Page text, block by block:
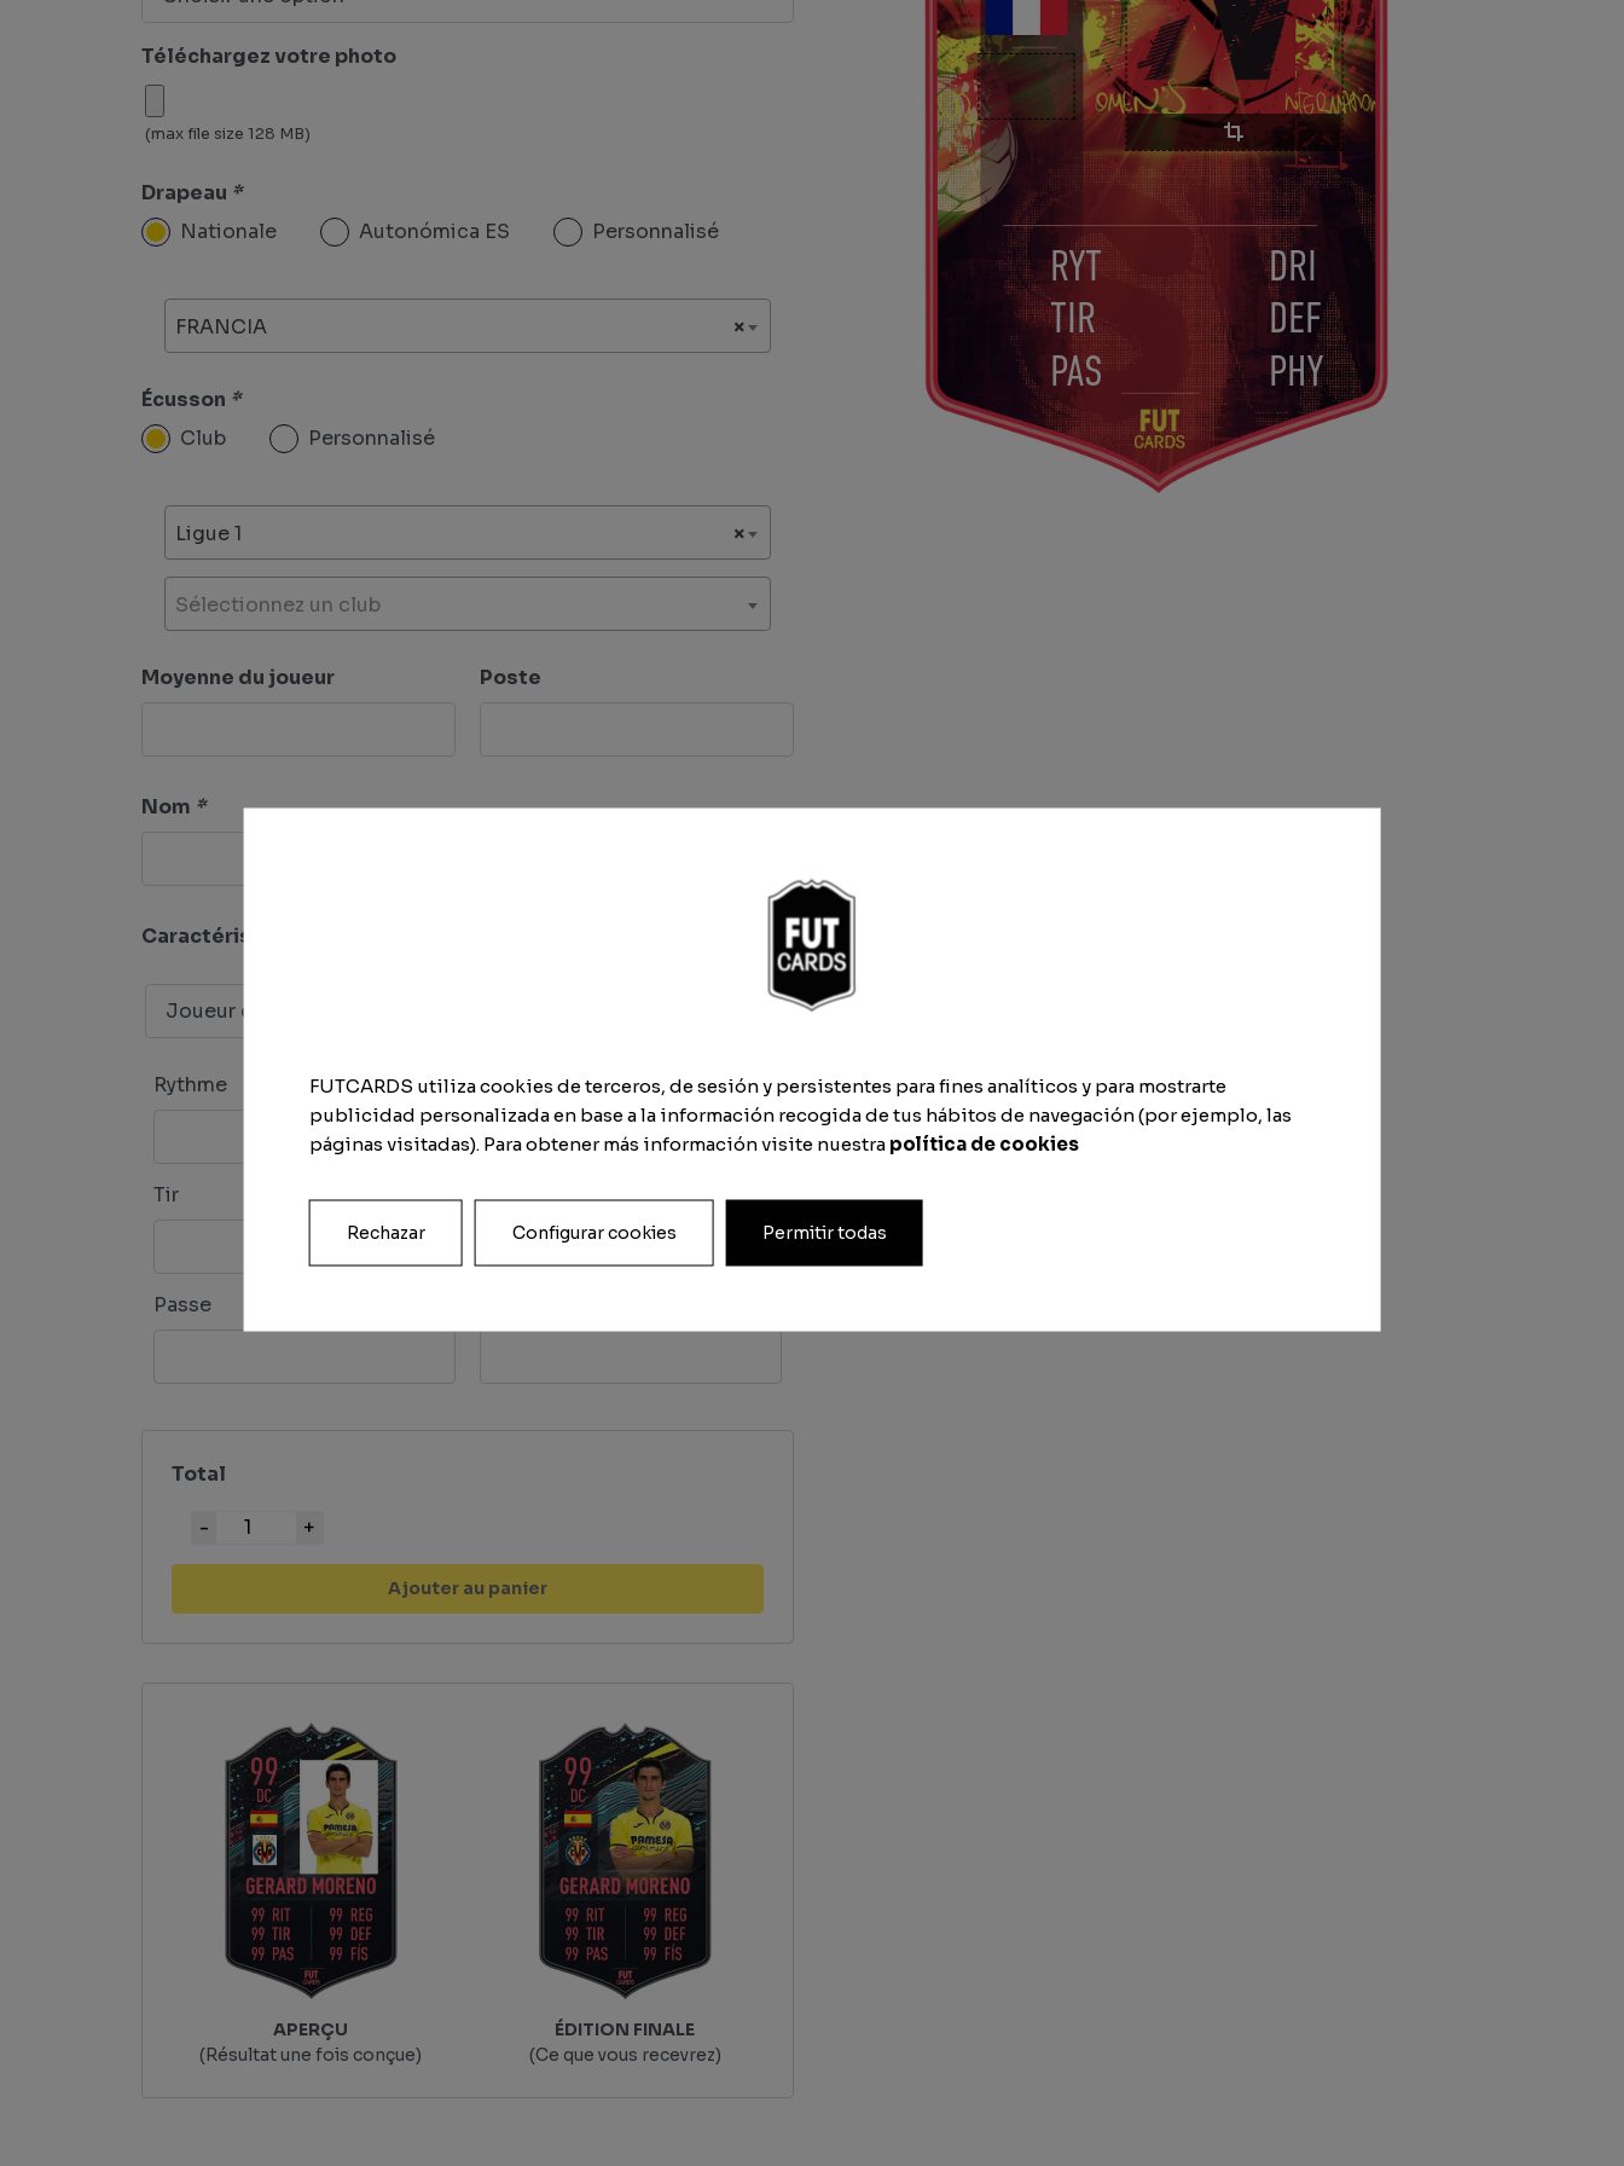
Téléchargez votre photo
(max file size 128 MB)
Drapeau *
Nationale
Autonómica ES Personnalisé
×
FRANCIA
Écusson *
Club
Personnalisé
×
Ligue 1
Sélectionnez un club
Moyenne du joueur Poste
Nom *
Caractéristiques
Rythme Dribbling
Tir Défense
Passe
Total
Quantité
Ajouter au panier
APERÇU
(Résultat une fois conçue)
ÉDITION FINALE
(Ce que vous recevrez)
RYT
TIR
PAS
DRI
DEF
PHY
FUTCARDS utiliza cookies de terceros, de sesión y persistentes para fines analíticos y para mostrarte
publicidad personalizada en base a la información recogida de tus hábitos de navegación (por ejemplo, las
páginas visitadas). Para obtener más información visite nuestra política de cookies
Rechazar Configurar cookies Permitir todas